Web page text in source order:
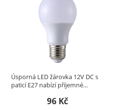
Úsporná LED žárovka 12V DC s
paticí E27 nabízí příjemné…
96 Kč